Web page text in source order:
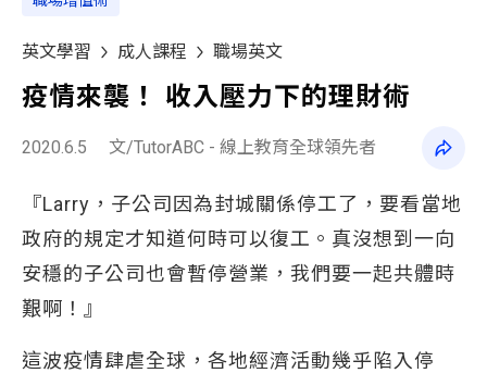
英文學習 成人課程 職場英文
疫情來襲！ 收入壓力下的理財術
2020.6.5 文/TutorABC - 線上教育全球領先者
『Larry，子公司因為封城關係停工了，要看當地
政府的規定才知道何時可以復工。真沒想到一向
安穩的子公司也會暫停營業，我們要一起共體時
艱啊！』
這波疫情肆虐全球，各地經濟活動幾乎陷入停